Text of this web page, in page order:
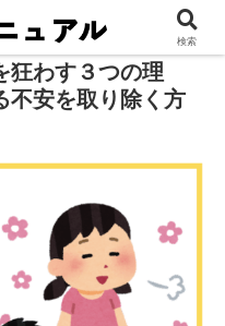
狂わす３つの理
不安を取り除く方
検索